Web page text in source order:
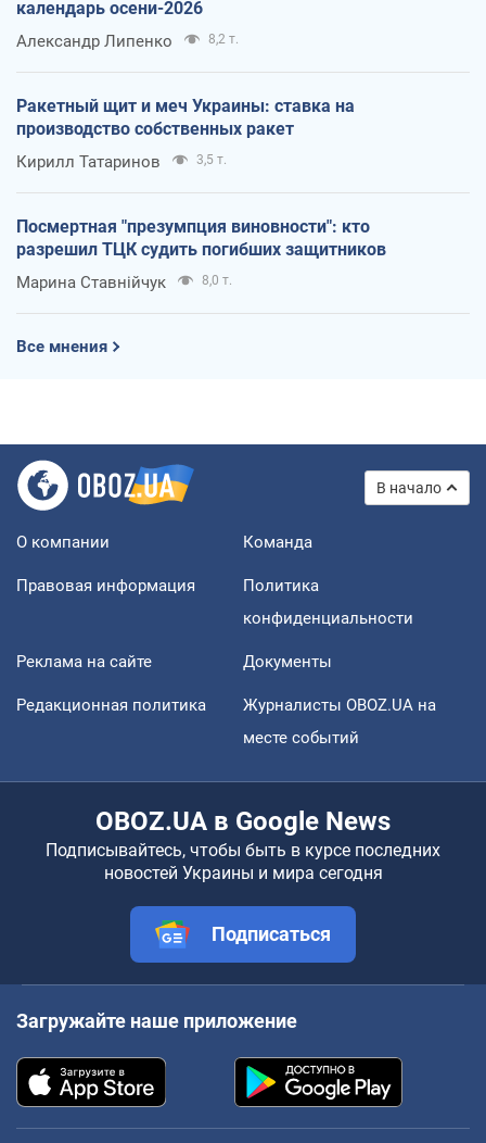
календарь осени-2026
Александр Липенко 8,2 т.
Ракетный щит и меч Украины: ставка на
производство собственных ракет
Кирилл Татаринов 3,5 т.
Посмертная "презумпция виновности": кто
разрешил ТЦК судить погибших защитников
Марина Ставнійчук 8,0 т.
Все мнения
В начало
О компании Команда
Правовая информация
Политика
конфиденциальности
Реклама на сайте Документы
Редакционная политика
Журналисты OBOZ.UA на
месте событий
OBOZ.UA в Google News
Подписывайтесь, чтобы быть в курсе последних
новостей Украины и мира сегодня
Подписаться
Загружайте наше приложение